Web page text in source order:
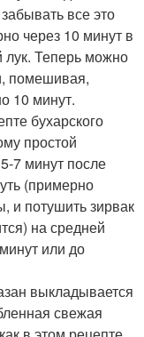
все это
через 10 минут в
лук. Теперь можно
помешивая,
10 минут.
бухарского
простой
7 минут после
(примерно
и потушить зирвак
на средней
или до
выкладывается
свежая